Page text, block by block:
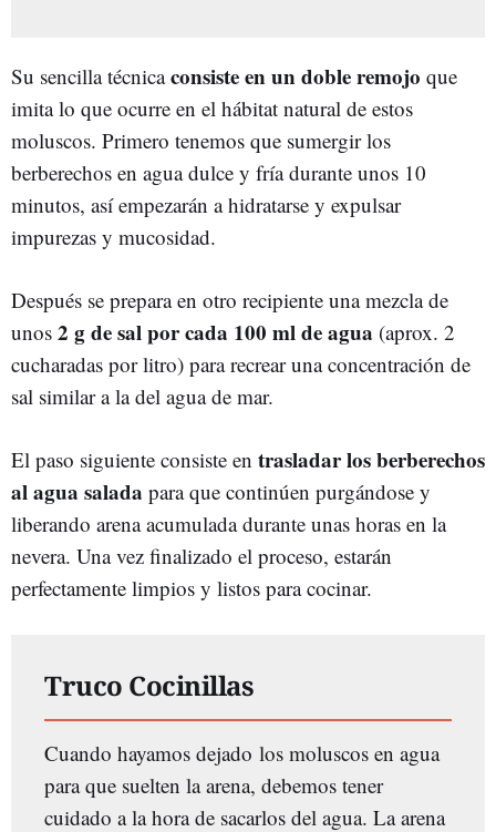
Su sencilla técnicaconsiste en un doble remojo que
imita lo que ocurre en el hábitat natural de estos
moluscos. Primero tenemos que sumergir los
berberechos en agua dulce y fría durante unos 10
minutos, así empezarán a hidratarse y expulsar
impurezas y mucosidad.
Después se prepara en otro recipiente una mezcla de
unos 2 g de sal por cada 100 ml de agua (aprox. 2
cucharadas por litro) para recrear una concentración de
sal similar a la del agua de mar.
El paso siguiente consiste en trasladar los berberechos
al agua salada para que continúen purgándose y
liberando arena acumulada durante unas horas en la
nevera. Una vez finalizado el proceso, estarán
perfectamente limpios y listos para cocinar.
Truco Cocinillas
Cuando hayamos dejado los moluscos en agua
para que suelten la arena, debemos tener
cuidado a la hora de sacarlos del agua. La arena